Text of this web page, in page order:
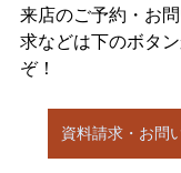
来店のご予約・お
求などは下のボタ
ぞ！
資料請求・お問